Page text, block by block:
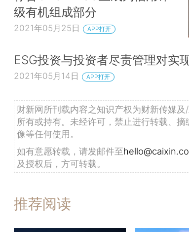
级有机组成部分
2021年05月25日 APP打开
ESG投资与投资者尽责管理对实
2021年05月14日 APP打开
财新网所刊载内容之知识产权为财新传媒
所有或持有。未经许可，禁止进行转载、
像等任何使用。
如有意愿转载，请发邮件至
及授权后，方可转载。
推荐阅读